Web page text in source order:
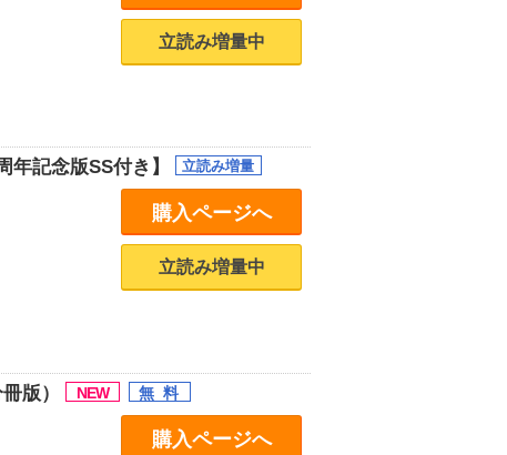
立読み増量中
年記念版SS付き】
購入ページへ
立読み増量中
版）
購入ページへ